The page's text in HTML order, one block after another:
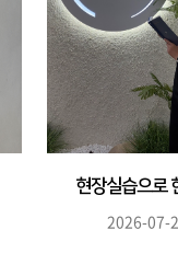
현장실습으로
2026-07-